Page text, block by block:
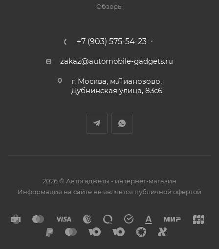
Обзоры
+7 (903) 575-54-23
zakaz@automobile-gadgets.ru
г. Москва, м.Лианозово,
Дубнинская улица, 83с6
2026 © Автогаджеты - интернет-магазин
Информация на сайте не является публичной офертой